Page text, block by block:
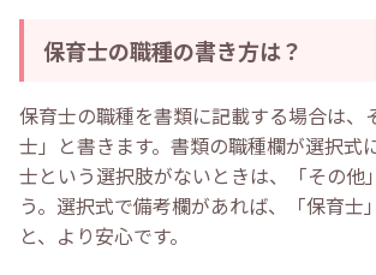
保育士の職種の書き方は？
保育士の職種を書類に記載する場合は、
士」と書きます。書類の職種欄が選択式
士という選択肢がないときは、「その他
う。選択式で備考欄があれば、「保育士
と、より安心です。